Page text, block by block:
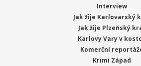
Interview
Jak žije Karlovarský
Jak žije Plzeňský
Karlovy Vary v
Komerční
Krimi Západ